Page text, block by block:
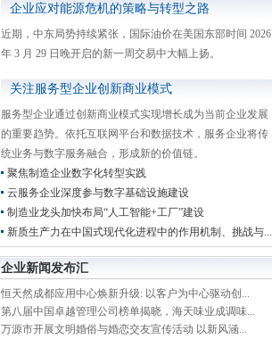
企业应对能源危机的策略与转型之路
近期，中东局势持续紧张，国际油价在美国东部时间 2026
年 3 月 29 日晚开启的新一周交易中大幅上扬。
关注服务型企业创新商业模式
服务型企业通过创新商业模式实现增长成为当前企业发展
的重要趋势。依托互联网平台和数据技术，服务企业将传
统业务与数字服务融合，形成新的价值链。
聚焦制造企业数字化转型实践
云服务企业深度参与数字基础设施建设
制造业龙头加快布局“人工智能+工厂”建设
新质生产力在中国式现代化进程中的作用机制、挑战与...
企业新闻发布汇
恒天然成都应用中心焕新升级: 以客户为中心驱动创...
第八届中国卓越管理公司榜单揭晓，海天味业成调味...
万源市开展文明婚俗与婚恋交友宣传活动 以新风涵...